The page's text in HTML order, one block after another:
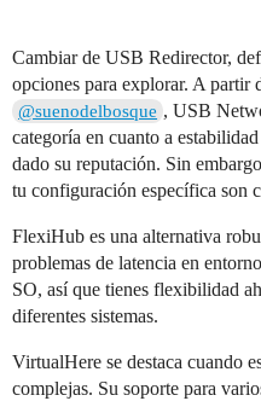
Cambiar de USB Redirector,
opciones para explorar. A partir
@suenodelbosque , USB
categoría en cuanto a
dado su reputación. Sin
tu configuración específica son
FlexiHub es una alternativa
problemas de latencia en
SO, así que tienes flexibilidad
diferentes sistemas.
VirtualHere se destaca cuando
complejas. Su soporte para